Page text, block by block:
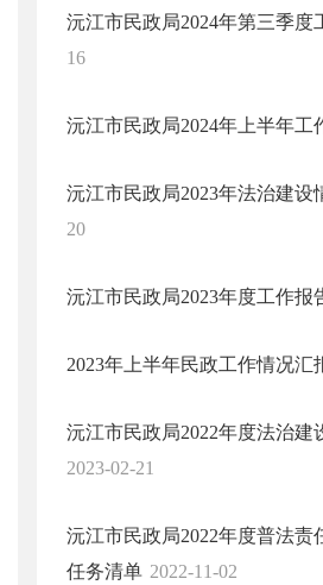
沅江市民政局2024年第三季度
16
沅江市民政局2024年上半年工
沅江市民政局2023年法治建设
20
沅江市民政局2023年度工作报
2023年上半年民政工作情况汇
沅江市民政局2022年度法治建
2023-02-21
沅江市民政局2022年度普法责
任务清单 2022-11-02